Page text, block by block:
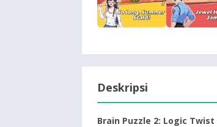
Deskripsi
Brain Puzzle 2: Logic Twist